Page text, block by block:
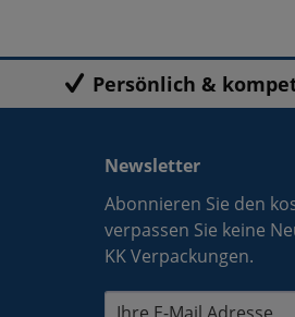
Persönlich &
Newsletter
Abonnieren Sie den
verpassen Sie keine
KK Verpackungen.